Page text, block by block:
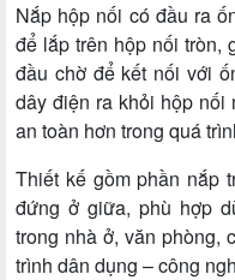
Nắp hộp nối có đầu ra
để lắp trên hộp nối tròn,
đầu chờ để kết nối với
dây điện ra khỏi hộp nối
an toàn hơn trong quá
Thiết kế gồm phần nắp
đứng ở giữa, phù hợp
trong nhà ở, văn phòng,
trình dân dụng – công